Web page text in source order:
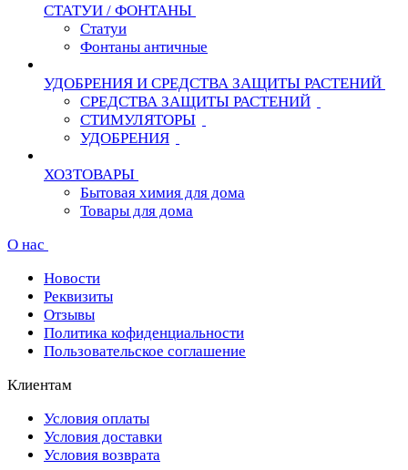
СТАТУИ / ФОНТАНЫ
Статуи
Фонтаны античные
УДОБРЕНИЯ И СРЕДСТВА ЗАЩИТЫ РАСТЕНИЙ
СРЕДСТВА ЗАЩИТЫ РАСТЕНИЙ
СТИМУЛЯТОРЫ
УДОБРЕНИЯ
ХОЗТОВАРЫ
Бытовая химия для дома
Товары для дома
О нас
Новости
Реквизиты
Отзывы
Политика кофиденциальности
Пользовательское соглашение
Клиентам
Условия оплаты
Условия доставки
Условия возврата